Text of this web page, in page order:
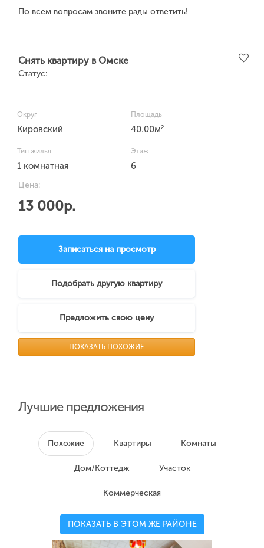
По всем вопросам звоните рады ответить!
Снять квартиру в Омске
Статус:
Округ
Кировский
Площадь
40.00м2
Тип жилья
1 комнатная
Этаж
6
Цена:
13 000р.
Записаться на просмотр
Подобрать другую квартиру
Предложить свою цену
ПОКАЗАТЬ ПОХОЖИЕ
Лучшие предложения
Похожие Квартиры Комнаты
Дом/Коттедж Участок
Коммерческая
ПОКАЗАТЬ В ЭТОМ ЖЕ РАЙОНЕ